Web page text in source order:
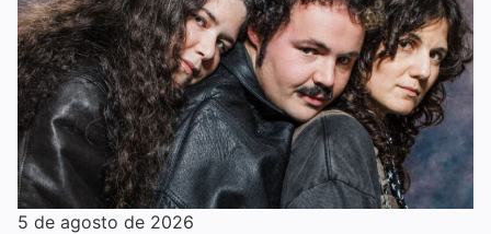
5 de agosto de 2026